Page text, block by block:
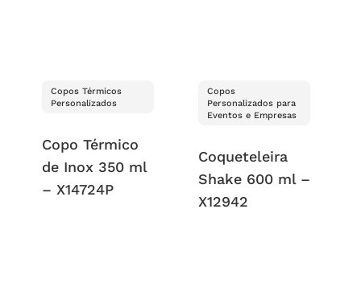
Copos Térmicos
Personalizados
Copo Térmico
de Inox 350 ml
– X14724P
Copos
Personalizados para
Eventos e Empresas
Coqueteleira
Shake 600 ml –
X12942